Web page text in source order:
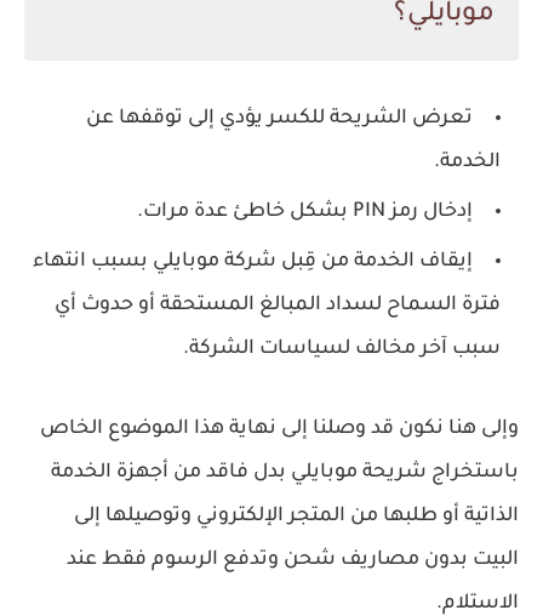
موبايلي؟
تعرض الشريحة للكسر يؤدي إلى توقفها عن
الخدمة.
إدخال رمز PIN بشكل خاطئ عدة مرات.
إيقاف الخدمة من قِبل شركة موبايلي بسبب انتهاء
فترة السماح لسداد المبالغ المستحقة أو حدوث أي
سبب آخر مخالف لسياسات الشركة.
وإلى هنا نكون قد وصلنا إلى نهاية هذا الموضوع الخاص
باستخراج شريحة موبايلي بدل فاقد من أجهزة الخدمة
الذاتية أو طلبها من المتجر الإلكتروني وتوصيلها إلى
البيت بدون مصاريف شحن وتدفع الرسوم فقط عند
الاستلام.